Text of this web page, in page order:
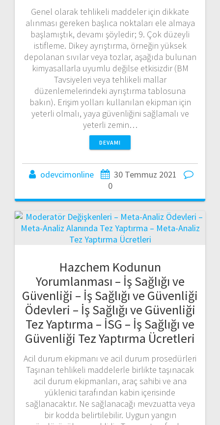
Genel olarak tehlikeli maddeler için dikkate
alınması gereken başlıca noktaları ele almaya
başlamıştık, devamı şöyledir; 9. Çok düzeyli
istifleme. Dikey ayrıştırma, örneğin yüksek
depolanan sıvılar veya tozlar, aşağıda bulunan
kimyasallarla uyumlu değilse etkisizdir (BM
Tavsiyeleri veya tehlikeli mallar
düzenlemelerindeki ayrıştırma tablosuna
bakın). Erişim yolları kullanılan ekipman için
yeterli olmalı, yaya güvenliğini sağlamalı ve
yeterli zemin…
DEVAMI
odevcimonline
30 Temmuz 2021
0
Hazchem Kodunun
Yorumlanması – İş Sağlığı ve
Güvenliği – İş Sağlığı ve Güvenliği
Ödevleri – İş Sağlığı ve Güvenliği
Tez Yaptırma – İSG – İş Sağlığı ve
Güvenliği Tez Yaptırma Ücretleri
Acil durum ekipmanı ve acil durum prosedürleri
Taşınan tehlikeli maddelerle birlikte taşınacak
acil durum ekipmanları, araç sahibi ve ana
yüklenici tarafından kabin içerisinde
sağlanacaktır. Ne sağlanacağı mevzuatta veya
bir kodda belirtilebilir. Uygun yangın